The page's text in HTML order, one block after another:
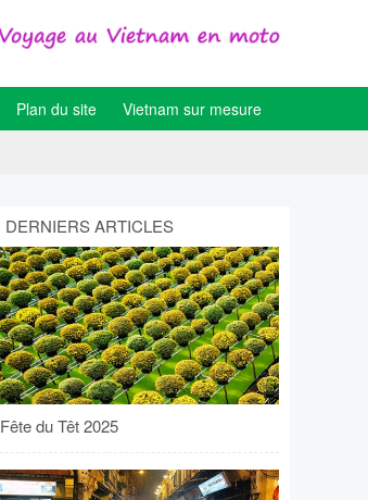
Plan du site Vietnam sur mesure
DERNIERS ARTICLES
Fête du Têt 2025